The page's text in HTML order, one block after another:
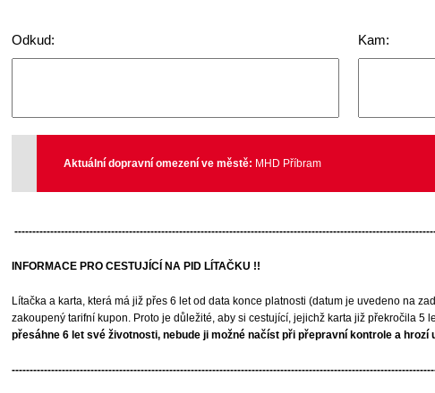
Odkud: Kam:
Aktuální dopravní omezení ve městě: MHD Příbram
INFORMACE PRO CESTUJÍCÍ NA PID LÍTAČKU !!
Lítačka a karta, která má již přes 6 let od data konce platnosti (datum je uvedeno na
zakoupený tarifní kupon. Proto je důležité, aby si cestující, jejichž karta již překročila
přesáhne 6 let své životnosti, nebude ji možné načíst při přepravní kontrole a hrozí